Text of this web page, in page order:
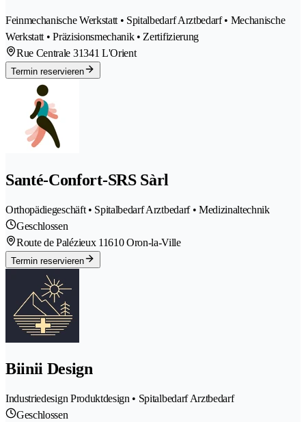
Feinmechanische Werkstatt • Spitalbedarf Arztbedarf • Mechanische
Werkstatt • Präzisionsmechanik • Zertifizierung
Rue Centrale 31341 L'Orient
Termin reservieren
Santé-Confort-SRS Sàrl
Orthopädiegeschäft • Spitalbedarf Arztbedarf • Medizinaltechnik
Geschlossen
Route de Palézieux 11610 Oron-la-Ville
Termin reservieren
Biinii Design
Industriedesign Produktdesign • Spitalbedarf Arztbedarf
Geschlossen